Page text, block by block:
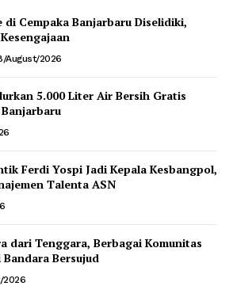
Cempaka Banjarbaru Diselidiki,
August/2026
5.000 Liter Air Bersih Gratis
Ferdi Yospi Jadi Kepala Kesbangpol,
Talenta ASN
dari Tenggara, Berbagai Komunitas
Bandara Bersujud
2026